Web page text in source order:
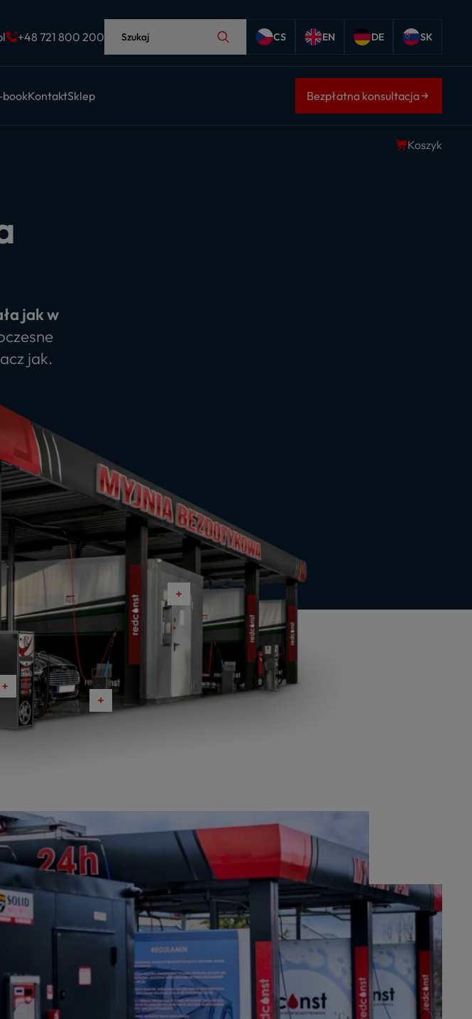
+48 721 800 200 Szukaj CS EN DE SK
bookKontaktSklep Bezpłatna konsultacja
Koszyk
jak w
jak.
Pomieszczenie techniczne
Posadzka
Urządzenie dodatkowe